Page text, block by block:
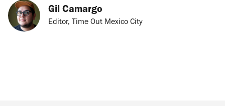
Gil Camargo
Editor, Time Out Mexico City